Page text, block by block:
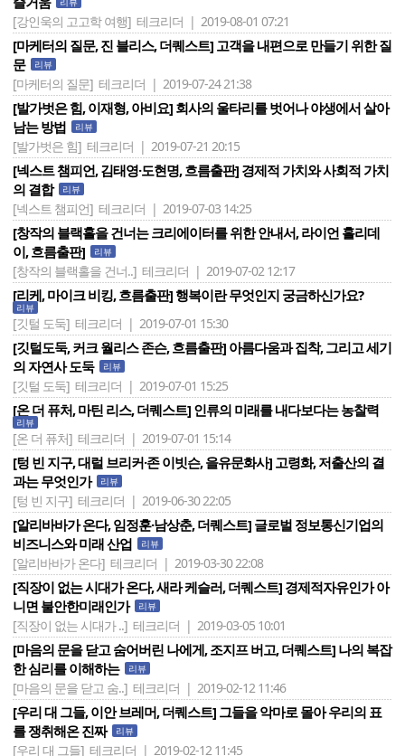
[강인욱의 고고학 여행] 테크리더 | 2019-08-01 07:21
[마케터의 질문, 진 블리스, 더퀘스트] 고객을 내편으로 만들기 위한 질
문
리뷰
[마케터의 질문] 테크리더 | 2019-07-24 21:38
[발가벗은 힘, 이재형, 아비요] 회사의 울타리를 벗어나 야생에서 살아
남는 방법
리뷰
[발가벗은 힘] 테크리더 | 2019-07-21 20:15
[넥스트 챔피언, 김태영·도현명, 흐름출판] 경제적 가치와 사회적 가치
의 결합
리뷰
[넥스트 챔피언] 테크리더 | 2019-07-03 14:25
[창작의 블랙홀을 건너는 크리에이터를 위한 안내서, 라이언 홀리데
이, 흐름출판]
리뷰
[창작의 블랙홀을 건너..] 테크리더 | 2019-07-02 12:17
[리케, 마이크 비킹, 흐름출판] 행복이란 무엇인지 궁금하신가요?
리뷰
[깃털 도둑] 테크리더 | 2019-07-01 15:30
[깃털도둑, 커크 월리스 존슨, 흐름출판] 아름다움과 집착, 그리고 세기
의 자연사 도둑
리뷰
[깃털 도둑] 테크리더 | 2019-07-01 15:25
[온 더 퓨처, 마틴 리스, 더퀘스트] 인류의 미래를 내다보다는 농찰력
리뷰
[온 더 퓨처] 테크리더 | 2019-07-01 15:14
[텅 빈 지구, 대럴 브리커·존 이빗슨, 을유문화사] 고령화, 저출산의 결
과는 무엇인가
리뷰
[텅 빈 지구] 테크리더 | 2019-06-30 22:05
[알리바바가 온다, 임정훈·남상춘, 더퀘스트] 글로벌 정보통신기업의
비즈니스와 미래 산업
리뷰
[알리바바가 온다] 테크리더 | 2019-03-30 22:08
[직장이 없는 시대가 온다, 새라 케슬러, 더퀘스트] 경제적자유인가 아
니면 불안한미래인가
리뷰
[직장이 없는 시대가 ..] 테크리더 | 2019-03-05 10:01
[마음의 문을 닫고 숨어버린 나에게, 조지프 버고, 더퀘스트] 나의 복잡
한 심리를 이해하는
리뷰
[마음의 문을 닫고 숨..] 테크리더 | 2019-02-12 11:46
[우리 대 그들, 이안 브레머, 더퀘스트] 그들을 악마로 몰아 우리의 표
를 쟁취해온 진짜
리뷰
[우리 대 그들] 테크리더 | 2019-02-12 11:45